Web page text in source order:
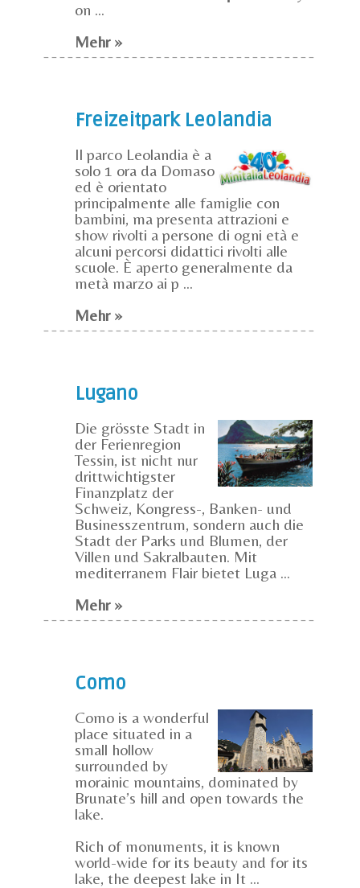
on ...
Mehr »
Freizeitpark Leolandia
Il parco Leolandia è a
solo 1 ora da Domaso
ed è orientato
principalmente alle famiglie con
bambini, ma presenta attrazioni e
show rivolti a persone di ogni età e
alcuni percorsi didattici rivolti alle
scuole. È aperto generalmente da
metà marzo ai p ...
Mehr »
Lugano
Die grösste Stadt in
der Ferienregion
Tessin, ist nicht nur
drittwichtigster
Finanzplatz der
Schweiz, Kongress-, Banken- und
Businesszentrum, sondern auch die
Stadt der Parks und Blumen, der
Villen und Sakralbauten. Mit
mediterranem Flair bietet Luga ...
Mehr »
Como
Como is a wonderful
place situated in a
small hollow
surrounded by
morainic mountains, dominated by
Brunate’s hill and open towards the
lake.
Rich of monuments, it is known
world-wide for its beauty and for its
lake, the deepest lake in It ...